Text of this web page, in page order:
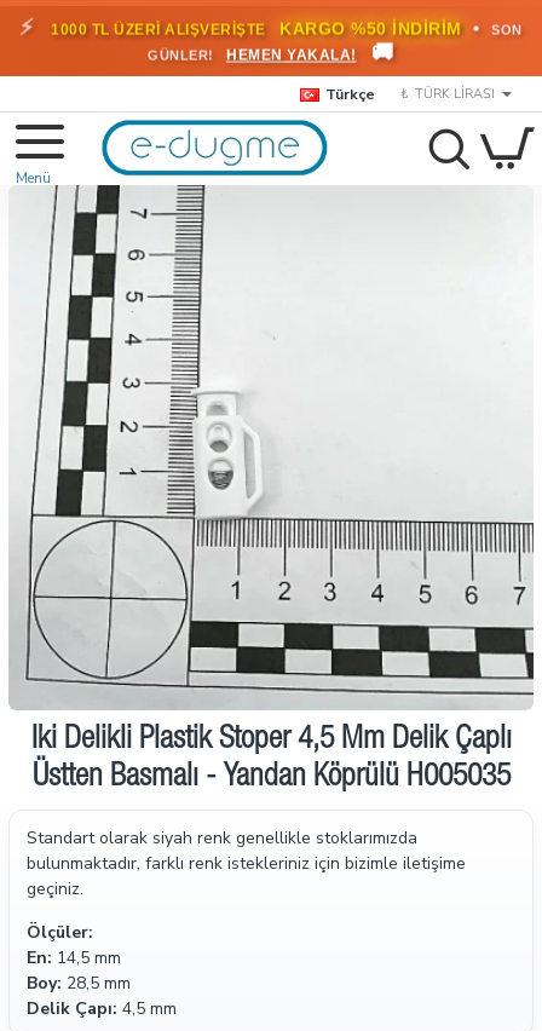
⚡ 1000 TL ÜZERİ ALIŞVERİŞTE KARGO %50 İNDİRİM •
SON
GÜNLER!
HEMEN YAKALA! 🚚
Türkçe ₺ TÜRK LIRASI
İki Delikli Plastik Stoper 4,5 Mm Delik Çaplı
Üstten Basmalı - Yandan Köprülü H005035
Standart olarak siyah renk genellikle stoklarımızda
bulunmaktadır, farklı renk istekleriniz için bizimle iletişime
geçiniz.
Ölçüler:
En: 14,5 mm
Boy: 28,5 mm
Delik Çapı: 4,5 mm